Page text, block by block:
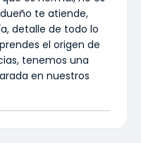
te atiende,
detalle de todo lo
el origen de
tenemos una
en nuestros